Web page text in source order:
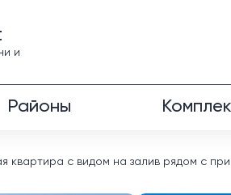
и
Районы
квартира с видом на залив рядом с